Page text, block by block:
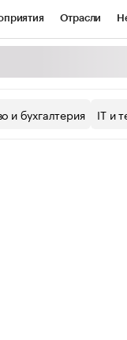
Отрасли
Спецпроекты
и бухгалтерия IT и